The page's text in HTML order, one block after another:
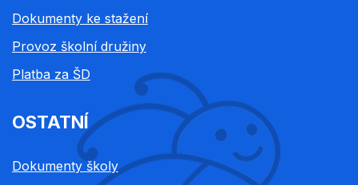
Dokumenty ke stažení
Provoz školní družiny
Platba za ŠD
OSTATNÍ
Dokumenty školy